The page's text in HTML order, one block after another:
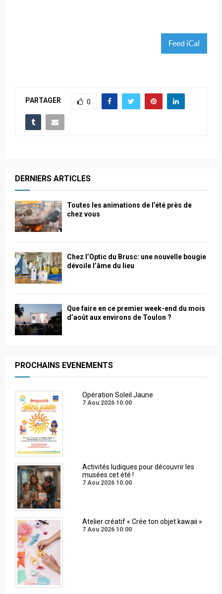
Feed iCal
PARTAGER 0
DERNIERS ARTICLES
Toutes les animations de l’été près de
chez vous
Chez l’Optic du Brusc: une nouvelle bougie
dévoile l’âme du lieu
Que faire en ce premier week-end du mois
d’août aux environs de Toulon ?
PROCHAINS EVENEMENTS
Opération Soleil Jaune
7 Aou 2026 10:00
Activités ludiques pour découvrir les
musées cet été !
7 Aou 2026 10:00
Atelier créatif « Crée ton objet kawaii »
7 Aou 2026 10:00